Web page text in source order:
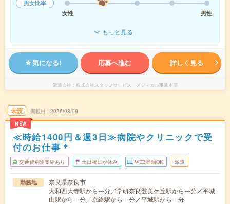
男女比率
女性
男性
もっと見る
気になる! 応募へ進む 詳しく見る
派遣会社 株式会社スタッフサービス メディカル事業本部
未読
NEW
掲載日 2026/08/09
≪時給1400円＆週3日≫病院やクリニックで受
付のお仕事＊
交通費別途支給あり 土日祝日が休み WEB登録OK 派遣
勤務地
奈良県奈良市
大和西大寺駅から---分／学研奈良登美ケ丘駅から---分／平城
山駅から---分／京終駅から---分／平城駅から---分